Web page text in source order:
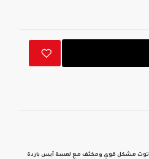
توت مشكل قوي ومكثف مع لمسة آيس باردة